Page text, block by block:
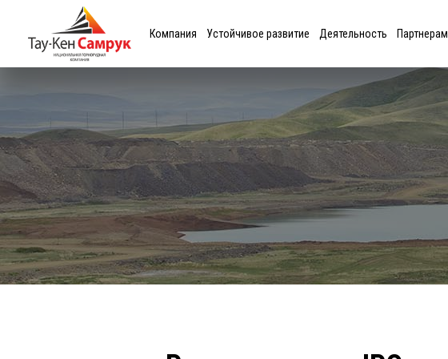
Компания Устойчивое развитие Деятельность Партнерам